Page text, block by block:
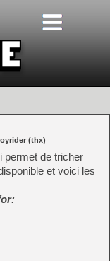
(thx)
permet de tricher
et voici les